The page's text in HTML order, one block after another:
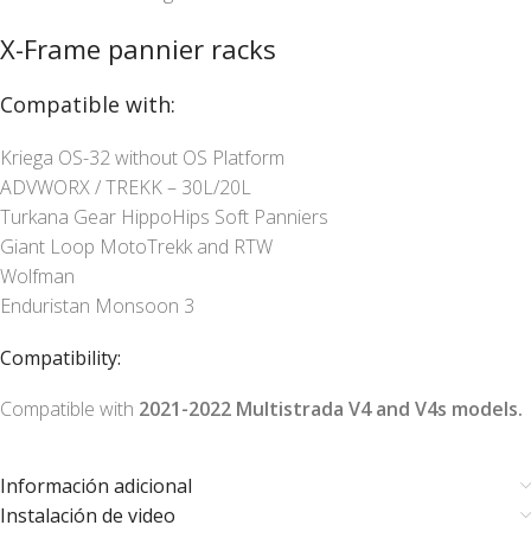
X-Frame pannier racks
Compatible with:
Kriega OS-32 without OS Platform
ADVWORX / TREKK – 30L/20L
Turkana Gear HippoHips Soft Panniers
Giant Loop MotoTrekk and RTW
Wolfman
Enduristan Monsoon 3
Compatibility:
Compatible with 2021-2022 Multistrada V4 and V4s models.
Información adicional
Instalación de video